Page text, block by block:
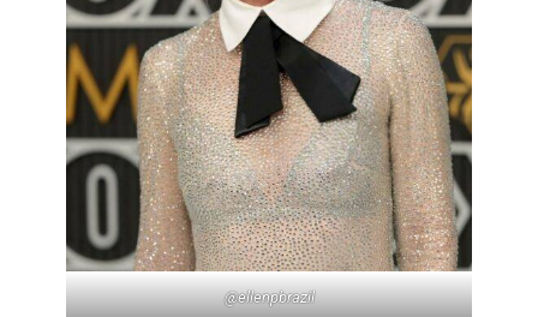
@ellenpbrazil